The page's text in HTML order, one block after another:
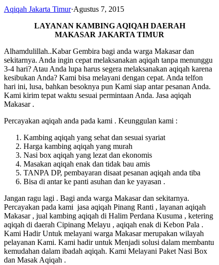
Aqiqah Jakarta Timur·Agustus 7, 2015
LAYANAN KAMBING AQIQAH DAERAH
MAKASAR JAKARTA TIMUR
Alhamdulillah..Kabar Gembira bagi anda warga Makasar dan
sekitarnya. Anda ingin cepat melaksanakan aqiqah tanpa menunggu
3-4 hari? Atau Anda lupa harus segera melaksanakan aqiqah karena
kesibukan Anda? Kami bisa melayani dengan cepat. Anda telfon
hari ini, lusa, bahkan besoknya pun Kami siap antar pesanan Anda.
Kami kirim tepat waktu sesuai permintaan Anda. Jasa aqiqah
Makasar .
Percayakan aqiqah anda pada kami . Keunggulan kami :
Kambing aqiqah yang sehat dan sesuai syariat
Harga kambing aqiqah yang murah
Nasi box aqiqah yang lezat dan ekonomis
Masakan aqiqah enak dan tidak bau amis
TANPA DP, pembayaran disaat pesanan aqiqah anda tiba
Bisa di antar ke panti asuhan dan ke yayasan .
Jangan ragu lagi . Bagi anda warga Makasar dan sekitarnya.
Percayakan pada kami jasa aqiqah Pinang Ranti , layanan aqiqah
Makasar , jual kambing aqiqah di Halim Perdana Kusuma , ketering
aqiqah di daerah Cipinang Melayu , aqiqah enak di Kebon Pala .
Kami Hadir Untuk melayani warga Makasar merupakan wilayah
pelayanan Kami. Kami hadir untuk Menjadi solusi dalam membantu
kemudahan dalam ibadah aqiqah. Kami Melayani Paket Nasi Box
dan Masak Aqiqah .